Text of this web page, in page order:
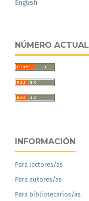
English
NÚMERO ACTUAL
INFORMACIÓN
Para lectores/as
Para autores/as
Para bibliotecarios/as